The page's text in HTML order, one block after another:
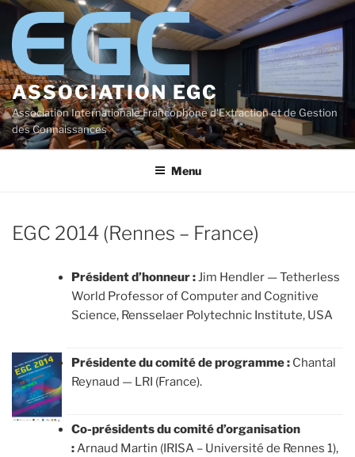
Aller
contenu
principal
ASSOCIATION EGC
Association Internationale Francophone d'Extraction et de Gestion
des Connaissances
Menu
EGC 2014 (Rennes – France)
Président d’honneur :Jim Hendler — Tetherless
World Professor of Computer and Cognitive
Science, Rensselaer Polytechnic Institute, USA
Présidente du comité de programme : Chantal
Reynaud — LRI (France).
Co-présidents du comité d’organisation
:Arnaud Martin (IRISA – Université de Rennes 1),